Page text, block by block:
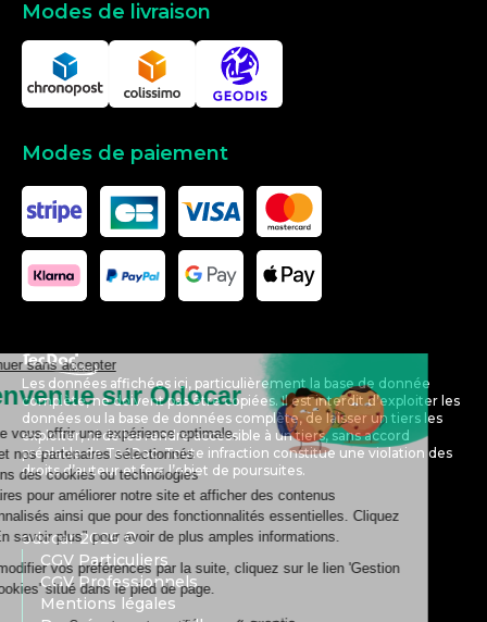
Modes de livraison
Modes de paiement
Les données affichées ici, particulièrement la base de donnée
complète, ne doivent pas être copiées. Il est interdit d’exploiter les
données ou la base de données complète, de laisser un tiers les
exploiter, ni de les rendre accessible à un tiers, sans accord
préalable de TecDoc. Toute infraction constitue une violation des
droits d’auteur et fera l’objet de poursuites.
odocar2026 ©
CGV Particuliers
CGV Professionnels
Mentions légales